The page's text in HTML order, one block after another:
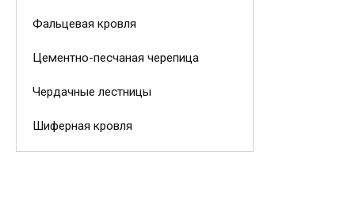
Фальцевая кровля
Цементно-песчаная черепица
Чердачные лестницы
Шиферная кровля